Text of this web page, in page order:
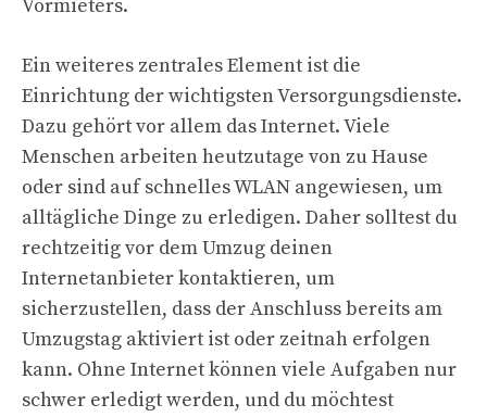
Vormieters.
Ein weiteres zentrales Element ist die
Einrichtung der wichtigsten Versorgungsdienste.
Dazu gehört vor allem das Internet. Viele
Menschen arbeiten heutzutage von zu Hause
oder sind auf schnelles WLAN angewiesen, um
alltägliche Dinge zu erledigen. Daher solltest du
rechtzeitig vor dem Umzug deinen
Internetanbieter kontaktieren, um
sicherzustellen, dass der Anschluss bereits am
Umzugstag aktiviert ist oder zeitnah erfolgen
kann. Ohne Internet können viele Aufgaben nur
schwer erledigt werden, und du möchtest